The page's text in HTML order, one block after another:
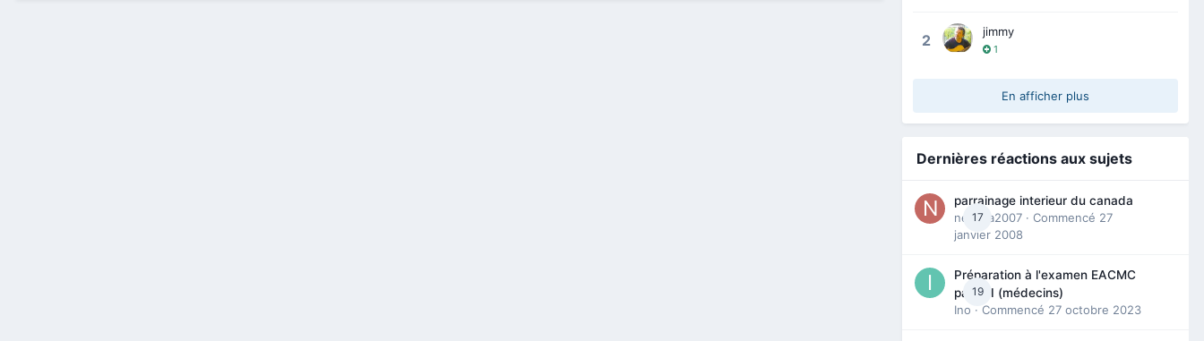
2 jimmy
1
En afficher plus
Dernières réactions aux sujets
17
parrainage interieur du canada
nedjma2007 · Commencé 27
janvier 2008
19
Préparation à l'examen EACMC
partie I (médecins)
Ino · Commencé 27 octobre 2023